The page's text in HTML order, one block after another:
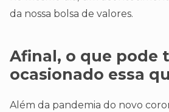
da nossa bolsa de valores.
Afinal, o que pode
ocasionado essa
Além da pandemia do novo